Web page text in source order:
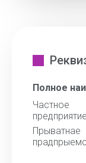
Полное
Частное